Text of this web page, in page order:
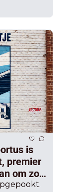
is
premier
om zo